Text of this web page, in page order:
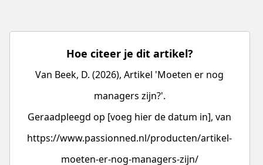
Hoe citeer je dit artikel?
Van Beek, D. (2026), Artikel 'Moeten er nog
managers zijn?'.
Geraadpleegd op [voeg hier de datum in], van
https://www.passionned.nl/producten/artikel-
moeten-er-nog-managers-zijn/